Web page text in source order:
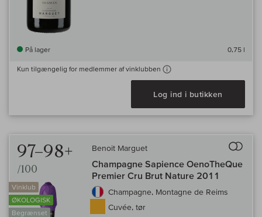
På lager 0,75 l
Kun tilgængelig for medlemmer af vinklubben
Log ind i butikken
97–98+
/100
Vinklub
ØKOLOGISK
Begrænset
Benoit Marguet
Champagne Sapience OenoTheQue
Premier Cru Brut Nature 2011
Champagne, Montagne de Reims
Cuvée, tør